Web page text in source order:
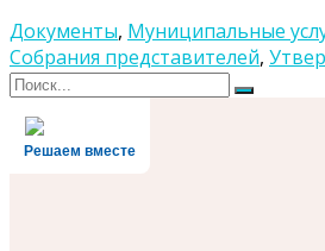
Документы, Муниципальные
Собрания представителей,
Поиск
Поиск
Решаем вместе